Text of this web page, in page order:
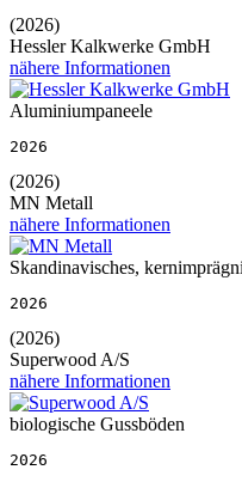
(2026)
Hessler Kalkwerke GmbH
nähere Informationen
Aluminiumpaneele
2026
(2026)
MN Metall
nähere Informationen
Skandinavisches,
2026
(2026)
Superwood A/S
nähere Informationen
biologische Gussböden
2026